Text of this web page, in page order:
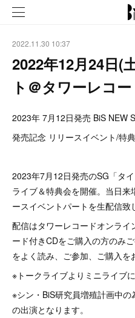
2022.11.30 10:37
2022年12月24日(
ト＠タワーレコ
2023年 7月12日発売 BiS NEW
発売記念 リリースイベント/特
2023年7月12日発売のSG「タ
ライブ＆特典会を開催。当日来
ースイベントパートを生配信致
配信はタワーレコードオンライ
ード付きCDをご購入の方のみ
をよく読み、ご参加、ご購入を
※トークライブよりミニライブ
※シン・BiS研究員増殖計画中
の出演となります。